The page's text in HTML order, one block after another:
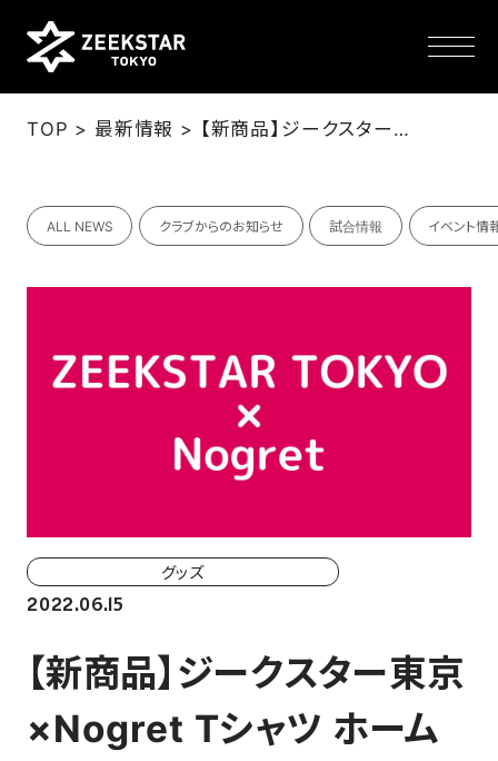
NEWS
TEAM
SCHEDULE
会場（座席・価格表）
チケット購入方法
各座席について
観戦ガイド
TOP > 最新情報 > 【新商品】ジークスター東京×Nogret Tシャツ ホーム戦限定販売のお知らせ
グッズ
2022.06.15
【新商品】ジークスター東京
×Nogret Tシャツ ホーム
ALL NEWS クラブからのお知らせ 試合情報 イベント情